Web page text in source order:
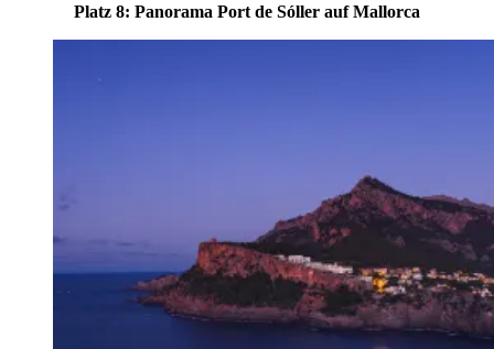
Platz 8: Panorama Port de Sóller auf Mallorca